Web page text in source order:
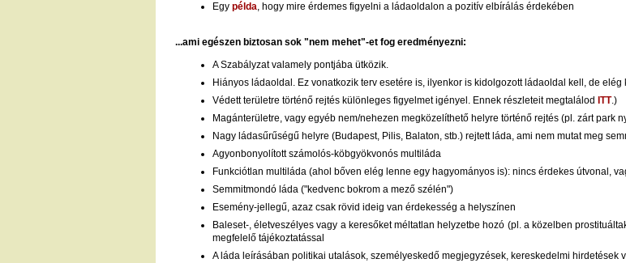
Egy példa, hogy mire érdemes figyelni a ládaoldalon a pozitív elbírálás érdekében
...ami egészen biztosan sok "nem mehet"-et fog eredményezni:
A Szabályzat valamely pontjába ütközik.
Hiányos ládaoldal. Ez vonatkozik terv esetére is, ilyenkor is kidolgozott ládaoldal kell, de
Védett területre történő rejtés különleges figyelmet igényel. Ennek részleteit megtalálod ITT.)
Magánterületre, vagy egyéb nem/nehezen megközelíthető helyre történő rejtés (pl. zárt park
Nagy ládasűrűségű helyre (Budapest, Pilis, Balaton, stb.) rejtett láda, ami nem mutat meg
Agyonbonyolított számolós-köbgyökvonós multiláda
Funkciótlan multiláda (ahol bőven elég lenne egy hagyományos is): nincs érdekes útvonal,
Semmitmondó láda ("kedvenc bokrom a mező szélén")
Esemény-jellegű, azaz csak rövid ideig van érdekesség a helyszínen
Baleset-, életveszélyes vagy a keresőket méltatlan helyzetbe hozó (pl. a közelben
megfelelő tájékoztatással
A láda leírásában politikai utalások, személyeskedő megjegyzések, kereskedelmi